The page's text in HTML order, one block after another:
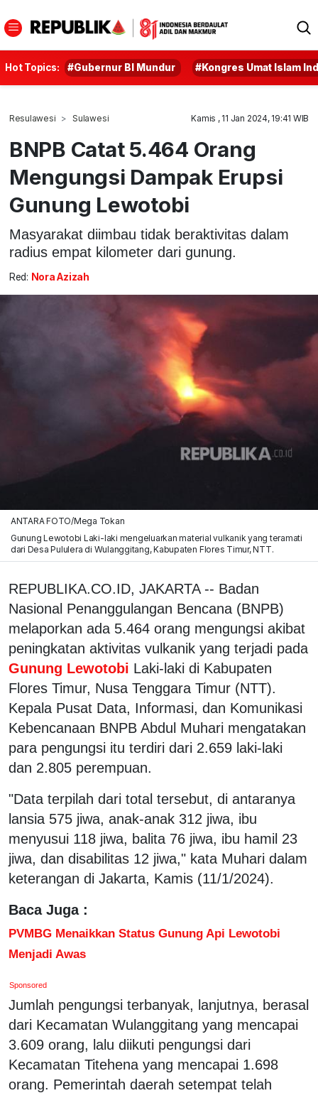
Hot Topics: #Gubernur BI Mundur #Kongres Umat Islam
Resulawesi Sulawesi Kamis , 11 Jan 2024, 19:41 WIB
BNPB Catat 5.464 Orang
Mengungsi Dampak Erupsi
Gunung Lewotobi
Masyarakat diimbau tidak beraktivitas dalam
radius empat kilometer dari gunung.
Red: Nora Azizah
ANTARA FOTO/Mega Tokan
Gunung Lewotobi Laki-laki mengeluarkan material vulkanik yang teramati
dari Desa Pululera di Wulanggitang, Kabupaten Flores Timur, NTT.
REPUBLIKA.CO.ID, JAKARTA -- Badan
Nasional Penanggulangan Bencana (BNPB)
melaporkan ada 5.464 orang mengungsi akibat
peningkatan aktivitas vulkanik yang terjadi pada
Gunung Lewotobi Laki-laki di Kabupaten
Flores Timur, Nusa Tenggara Timur (NTT).
Kepala Pusat Data, Informasi, dan Komunikasi
Kebencanaan BNPB Abdul Muhari mengatakan
para pengungsi itu terdiri dari 2.659 laki-laki
dan 2.805 perempuan.
"Data terpilah dari total tersebut, di antaranya
lansia 575 jiwa, anak-anak 312 jiwa, ibu
menyusui 118 jiwa, balita 76 jiwa, ibu hamil 23
jiwa, dan disabilitas 12 jiwa," kata Muhari dalam
keterangan di Jakarta, Kamis (11/1/2024).
Baca Juga :
PVMBG Menaikkan Status Gunung Api Lewotobi
Menjadi Awas
Sponsored
Jumlah pengungsi terbanyak, lanjutnya, berasal
dari Kecamatan Wulanggitang yang mencapai
3.609 orang, lalu diikuti pengungsi dari
Kecamatan Titehena yang mencapai 1.698
orang. Pemerintah daerah setempat telah